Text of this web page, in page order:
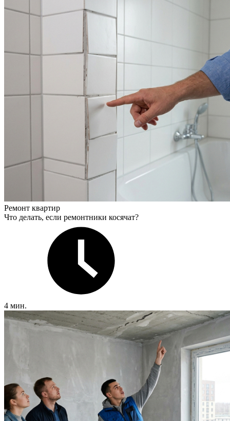
Ремонт квартир
Что делать, если ремонтники косячат?
4 мин.